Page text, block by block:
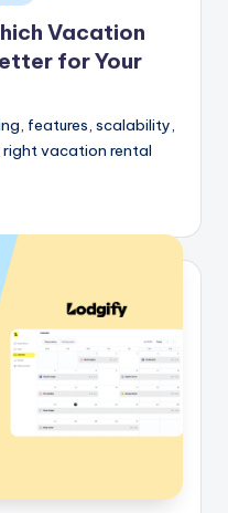
Vacation
for Your
features, scalability,
vacation rental